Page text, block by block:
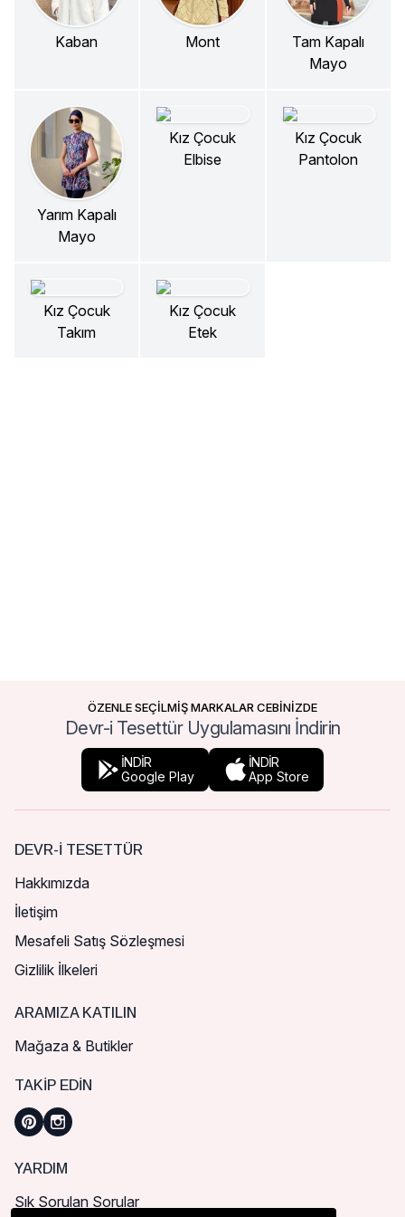
Kaban Mont
Tam Kapalı
Mayo
Yarım Kapalı
Mayo
Kız Çocuk
Elbise
Kız Çocuk
Pantolon
Kız Çocuk
Takım
Kız Çocuk
Etek
ÖZENLE SEÇİLMİŞ MARKALAR CEBİNİZDE
Devr-i Tesettür Uygulamasını İndirin
İNDİR
Google Play
İNDİR
App Store
DEVR-I TESETTÜR
Hakkımızda
İletişim
Mesafeli Satış Sözleşmesi
Gizlilik İlkeleri
ARAMIZA KATILIN
Mağaza & Butikler
TAKIP EDIN
YARDIM
Sık Sorulan Sorular